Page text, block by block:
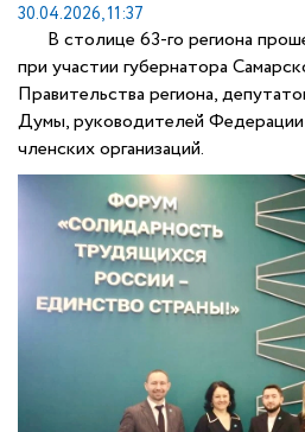
30.04.2026, 11:37
В столице 63-го региона
при участии губернатора
Правительства региона,
Думы, руководителей
членских организаций.